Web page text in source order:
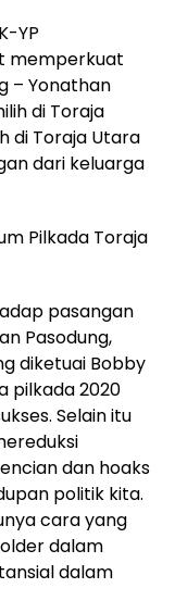
YP
memperkuat
– Yonathan
di Toraja
di Toraja Utara
dari keluarga
Pilkada Toraja
pasangan
Pasodung,
diketuai Bobby
pilkada 2020
Selain itu
dan hoaks
politik kita.
cara yang
dalam
dalam